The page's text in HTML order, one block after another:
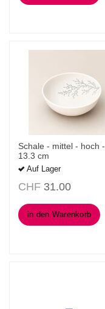
Schale - mittel - hoch -
13.3 cm
Auf Lager
CHF 31.00
in den Warenkorb